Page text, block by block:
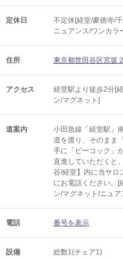
定休日
不定休[経堂/豪徳寺/
ニュアンス/ワンカラ
住所 東京都世田谷区宮坂
アクセス
経堂駅より徒歩2分[
ン/マグネット]
道案内
小田急線「経堂駅」
道を渡り、そのまま
手に「ピーコック」
直進していただくと
谷/経堂】内に当サロ
にお電話ください。[
ン/マグネット/ニュ
電話 番号を表示
設備 総数1(チェア1)